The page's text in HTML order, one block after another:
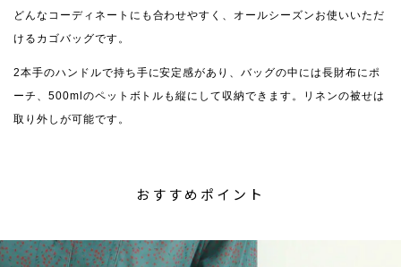
どんなコーディネートにも合わせやすく、オールシーズンお使いいただ
けるカゴバッグです。
2本手のハンドルで持ち手に安定感があり、バッグの中には長財布にポ
ーチ、500mlのペットボトルも縦にして収納できます。リネンの被せは
取り外しが可能です。
おすすめポイント